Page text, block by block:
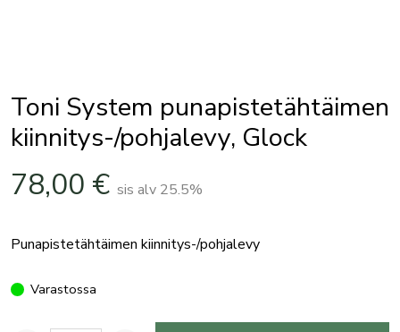
Toni System punapistetähtäimen
kiinnitys-/pohjalevy, Glock
78,00 € sis alv 25.5%
Punapistetähtäimen kiinnitys-/pohjalevy
Varastossa